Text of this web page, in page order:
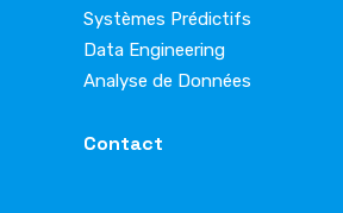
Systèmes Prédictifs
Data Engineering
Analyse de Données
Contact